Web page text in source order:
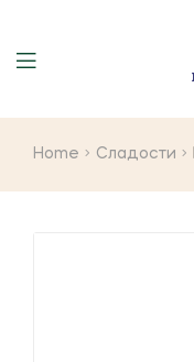
Home Сладости